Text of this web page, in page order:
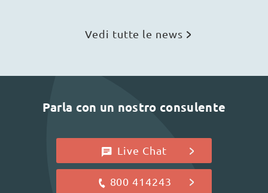
Vedi tutte le news
Parla con un nostro consulente
Live Chat
800 414243